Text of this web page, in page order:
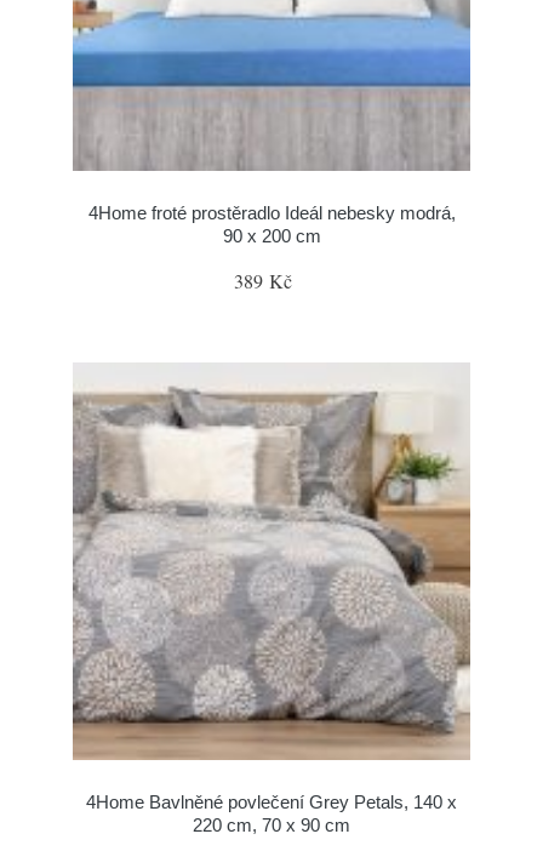
4Home froté prostěradlo Ideál nebesky modrá,
90 x 200 cm
389 Kč
4Home Bavlněné povlečení Grey Petals, 140 x
220 cm, 70 x 90 cm